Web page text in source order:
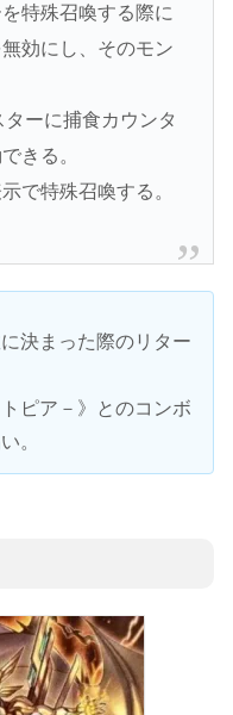
特殊召喚する際に
効にし、そのモン
ーに捕食カウンタ
きる。
で特殊召喚する。
決まった際のリター
ピア－》とのコンボ
。